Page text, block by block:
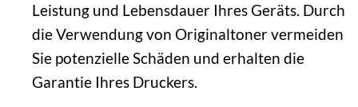
Leistung und Lebensdauer Ihres Geräts. Durch
die Verwendung von Originaltoner vermeiden
Sie potenzielle Schäden und erhalten die
Garantie Ihres Druckers.